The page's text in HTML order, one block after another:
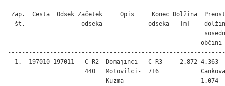
Zap.  Cesta  Odsek Začetek     Opis     Konec Dolžina
št.                odseka             odseka   [m]
občini
  1.  197010 197011   C R2  Domajinci-  C R3     2.872 4.363
440   Motovilci-  716
                            Kuzma                      1.074